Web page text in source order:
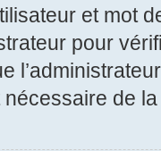
et mot
pour
nécessaire de